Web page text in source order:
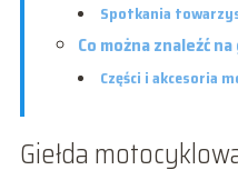
Spotkania
Co można znaleźć
Części i akcesoria
Giełda